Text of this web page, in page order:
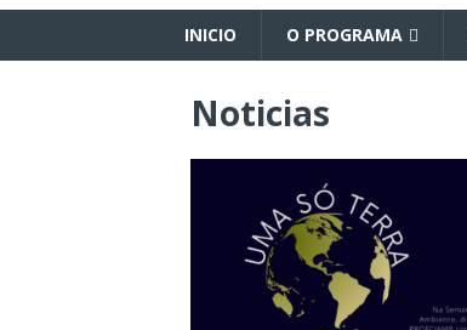
INICIO O PROGRAMA
Noticias